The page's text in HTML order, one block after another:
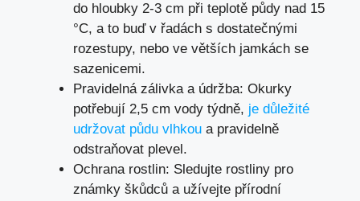
do hloubky 2-3 cm při teplotě půdy nad 15
°C, a to buď v řadách s dostatečnými
rozestupy, nebo ve větších jamkách se
sazenicemi.
Pravidelná zálivka a údržba: Okurky
potřebují 2,5 cm vody týdně, je důležité
udržovat půdu vlhkou a pravidelně
odstraňovat plevel.
Ochrana rostlin: Sledujte rostliny pro
známky škůdců a užívejte přírodní